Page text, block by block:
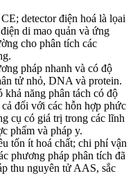
detector điện hoá là lọai
di mao quản và ứng
cho phân tích các
pháp nhanh và có độ
tử nhỏ, DNA và protein.
năng phân tách có độ
đối với các hỗn hợp phức
cụ có giá trị trong các lĩnh
phẩm và pháp y.
tốn ít hoá chất; chi phí vận
phương pháp phân tích đã
thu nguyên tử AAS, sắc